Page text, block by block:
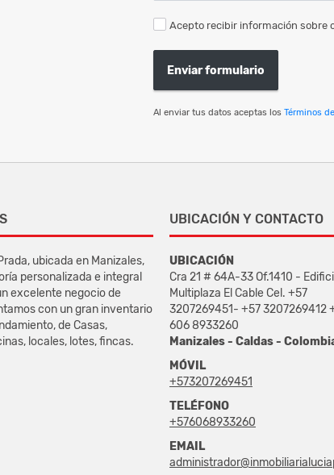
Acepto recibir información sobre
Enviar formulario
Al enviar tus datos aceptas los Términos
ubicada en Manizales,
personalizada e integral
excelente negocio de
con un gran inventario
de Casas,
locales, lotes, fincas.
UBICACIÓN Y CONTACTO
UBICACIÓN
Cra 21 # 64A-33 Of.1410 -
Multiplaza El Cable Cel. +57
3207269451- +57 3207269412
606 8933260
Manizales - Caldas -
MÓVIL
+573207269451
TELÉFONO
+576068933260
EMAIL